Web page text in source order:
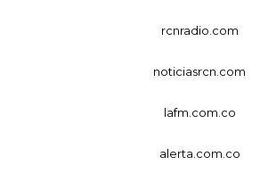
rcnradio.com
noticiasrcn.com
lafm.com.co
alerta.com.co